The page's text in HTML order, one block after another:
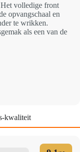
volledige front
opvangschaal en
te wrikken.
als een van de
kwaliteit